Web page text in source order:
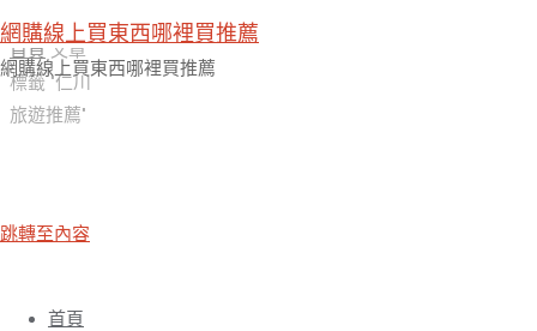
網購線上買東西哪裡買推薦
網購線上買東西哪裡買推薦
跳轉至內容
首頁
首頁 文章
標籤 "仁川
旅遊推薦"